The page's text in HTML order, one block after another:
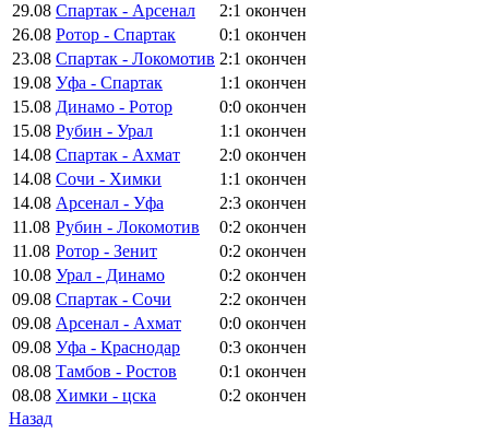
29.08 Спартак - Арсенал 2:1 окончен
26.08 Ротор - Спартак 0:1 окончен
23.08 Спартак - Локомотив 2:1 окончен
19.08 Уфа - Спартак 1:1 окончен
15.08 Динамо - Ротор 0:0 окончен
15.08 Рубин - Урал 1:1 окончен
14.08 Спартак - Ахмат 2:0 окончен
14.08 Сочи - Химки 1:1 окончен
14.08 Арсенал - Уфа 2:3 окончен
11.08 Рубин - Локомотив 0:2 окончен
11.08 Ротор - Зенит 0:2 окончен
10.08 Урал - Динамо 0:2 окончен
09.08 Спартак - Сочи 2:2 окончен
09.08 Арсенал - Ахмат 0:0 окончен
09.08 Уфа - Краснодар 0:3 окончен
08.08 Тамбов - Ростов 0:1 окончен
08.08 Химки - цска 0:2 окончен
Назад